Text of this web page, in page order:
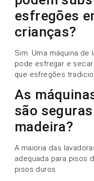
esfregões
crianças?
Sim. Uma máquina
pode esfregar e
que esfregões
As
são
madeira?
A maioria das
adequada para pisos
pisos duros.